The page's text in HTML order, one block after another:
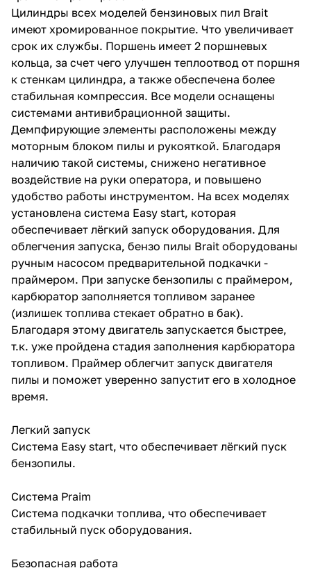
Цилиндры всех моделей бензиновых пил Brait
имеют хромированное покрытие. Что увеличивает
срок их службы. Поршень имеет 2 поршневых
кольца, за счет чего улучшен теплоотвод от поршня
к стенкам цилиндра, а также обеспечена более
стабильная компрессия. Все модели оснащены
системами антивибрационной защиты.
Демпфирующие элементы расположены между
моторным блоком пилы и рукояткой. Благодаря
наличию такой системы, снижено негативное
воздействие на руки оператора, и повышено
удобство работы инструментом. На всех моделях
установлена система Easy start, которая
обеспечивает лёгкий запуск оборудования. Для
облегчения запуска, бензо пилы Brait оборудованы
ручным насосом предварительной подкачки -
праймером. При запуске бензопилы с праймером,
карбюратор заполняется топливом заранее
(излишек топлива стекает обратно в бак).
Благодаря этому двигатель запускается быстрее,
т.к. уже пройдена стадия заполнения карбюратора
топливом. Праймер облегчит запуск двигателя
пилы и поможет уверенно запустит его в холодное
время.
Легкий запуск
Система Easy start, что обеспечивает лёгкий пуск
бензопилы.
Система Praim
Система подкачки топлива, что обеспечивает
стабильный пуск оборудования.
Безопасная работа
раз в 2 недели